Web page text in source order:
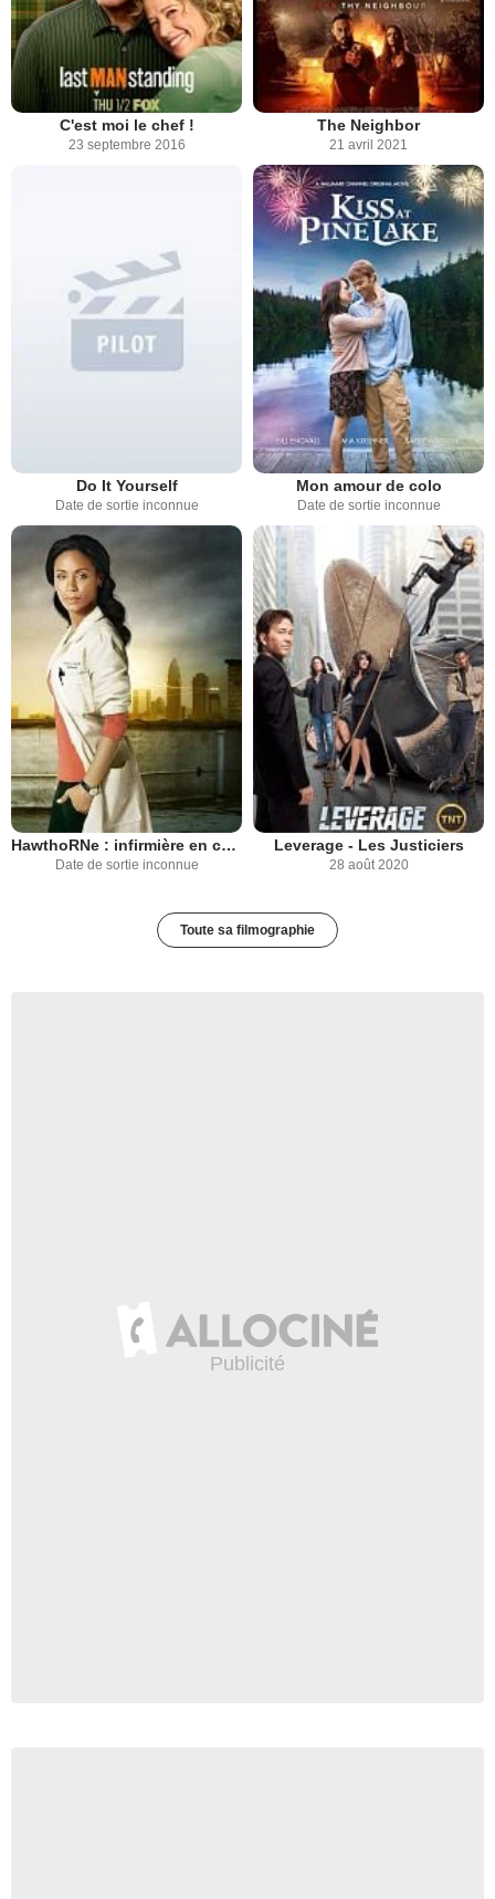
C'est moi le chef !
23 septembre 2016
The Neighbor
21 avril 2021
Do It Yourself
Date de sortie inconnue
Mon amour de colo
Date de sortie inconnue
HawthoRNe : infirmière en chef
Date de sortie inconnue
Leverage - Les Justiciers
28 août 2020
Toute sa filmographie